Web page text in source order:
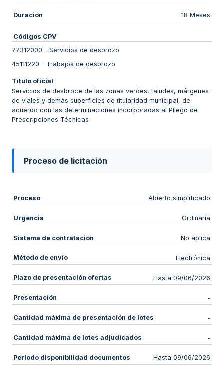
Duración 18 Meses
Códigos CPV
77312000 - Servicios de desbrozo
45111220 - Trabajos de desbrozo
Título oficial
Servicios de desbroce de las zonas verdes, taludes, márgenes
de viales y demás superficies de titularidad municipal, de
acuerdo con las determinaciones incorporadas al Pliego de
Prescripciones Técnicas
Proceso de licitación
Proceso Abierto simplificado
Urgencia Ordinaria
Sistema de contratación No aplica
Método de envío Electrónica
Plazo de presentación ofertas Hasta 09/06/2026
Presentación -
Cantidad máxima de presentación de lotes -
Cantidad máxima de lotes adjudicados -
Período disponibilidad documentos Hasta 09/06/2026